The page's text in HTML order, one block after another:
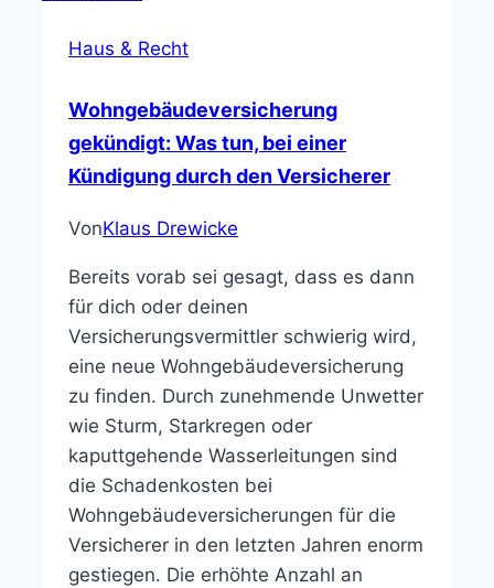
Haus & Recht
Wohngebäudeversicherung
gekündigt: Was tun, bei einer
Kündigung durch den Versicherer
VonKlaus Drewicke
Bereits vorab sei gesagt, dass es dann
für dich oder deinen
Versicherungsvermittler schwierig wird,
eine neue Wohngebäudeversicherung
zu finden. Durch zunehmende Unwetter
wie Sturm, Starkregen oder
kaputtgehende Wasserleitungen sind
die Schadenkosten bei
Wohngebäudeversicherungen für die
Versicherer in den letzten Jahren enorm
gestiegen. Die erhöhte Anzahl an